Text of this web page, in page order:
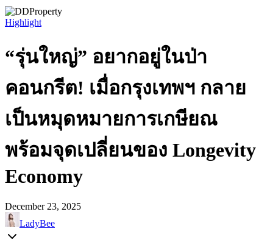
Highlight
“รุ่นใหญ่” อยากอยู่ในป่า
คอนกรีต! เมื่อกรุงเทพฯ กลาย
เป็นหมุดหมายการเกษียณ
พร้อมจุดเปลี่ยนของ Longevity
Economy
December 23, 2025
LadyBee